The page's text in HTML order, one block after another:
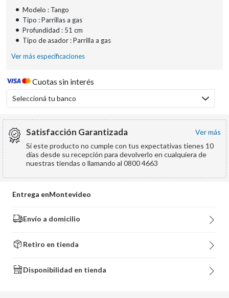
• Modelo : Tango
• Tipo : Parrillas a gas
• Profundidad : 51 cm
• Tipo de asador : Parrilla a gas
Ver más especificaciones
Cuotas sin interés
Seleccioná tu banco
Satisfacción Garantizada
ver más
Si este producto no cumple con tus expectativas tienes 10
días desde su recepción para devolverlo en cualquiera de
nuestras tiendas o llamando al 0800 4663
Entrega enMontevideo
Envío a domicilio
Retiro en tienda
Disponibilidad en tienda